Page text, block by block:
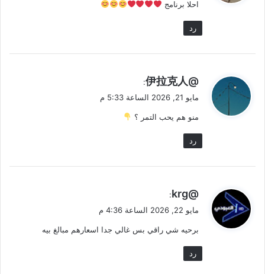
ل
احلا برنامج
رد
ي
ل
@伊拉克人
:
مايو 21, 2026 الساعة 5:33 م
منو هم يحب التمر ؟
رد
ي
ل
@krg
:
مايو 22, 2026 الساعة 4:36 م
برحيه شي راقي بس غالي جدا اسعارهم مبالغ بيه
رد